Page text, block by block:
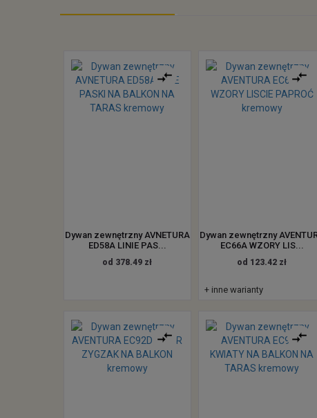
Dywan zewnętrzny AVNETURA
ED58A LINIE PAS...
od 378.49 zł
Dywan zewnętrzny
EC66A WZORY LIS...
od 123.42 zł
+ inne warianty